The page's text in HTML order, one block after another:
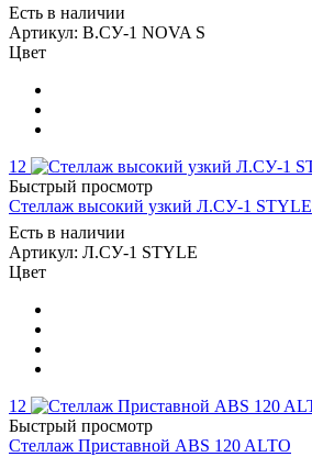
Есть в наличии
Артикул: В.СУ-1 NOVA S
Цвет
12
Быстрый просмотр
Стеллаж высокий узкий Л.СУ-1 STYLE
Есть в наличии
Артикул: Л.СУ-1 STYLE
Цвет
12
Быстрый просмотр
Стеллаж Приставной ABS 120 ALTO